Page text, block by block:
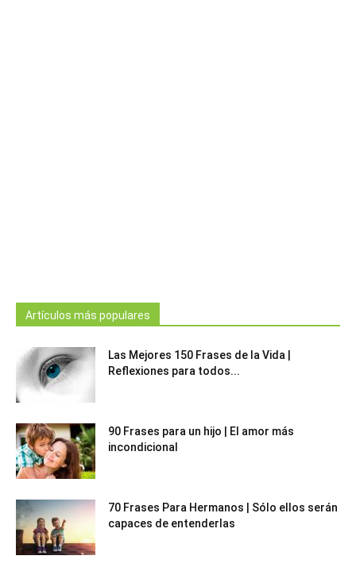
Artículos más populares
Las Mejores 150 Frases de la Vida |
Reflexiones para todos...
90 Frases para un hijo | El amor más
incondicional
70 Frases Para Hermanos | Sólo ellos serán
capaces de entenderlas